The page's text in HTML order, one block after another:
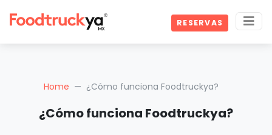
RESERVAS
Home ¿Cómo funciona Foodtruckya?
¿Cómo funciona Foodtruckya?